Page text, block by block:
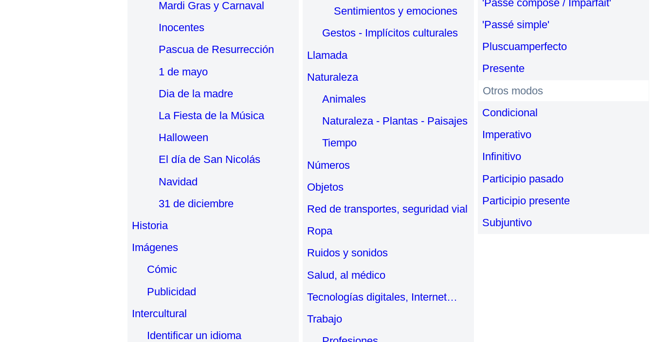
Mardi Gras y Carnaval
Inocentes
Pascua de Resurrección
1 de mayo
Dia de la madre
La Fiesta de la Música
Halloween
El día de San Nicolás
Navidad
31 de diciembre
Historia
Imágenes
Cómic
Publicidad
Intercultural
Identificar un idioma
Sentimientos y emociones
Gestos - Implícitos culturales
Llamada
Naturaleza
Animales
Naturaleza - Plantas - Paisajes
Tiempo
Números
Objetos
Red de transportes, seguridad vial
Ropa
Ruidos y sonidos
Salud, al médico
Tecnologías digitales, Internet…
Trabajo
'Passé composé / Imparfait'
'Passé simple'
Pluscuamperfecto
Presente
Otros modos
Condicional
Imperativo
Infinitivo
Participio pasado
Participio presente
Subjuntivo